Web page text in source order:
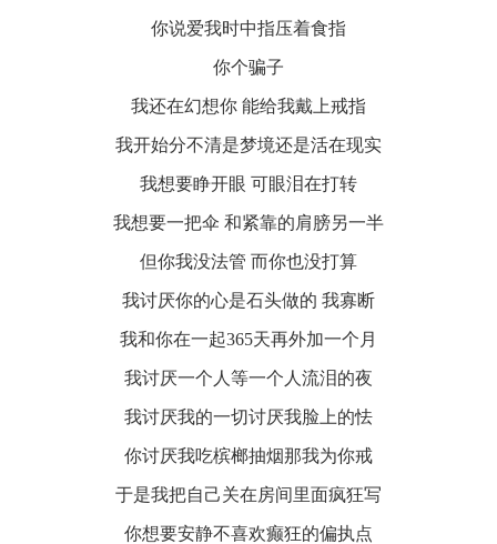
你说爱我时中指压着食指
你个骗子
我还在幻想你 能给我戴上戒指
我开始分不清是梦境还是活在现实
我想要睁开眼 可眼泪在打转
我想要一把伞 和紧靠的肩膀另一半
但你我没法管 而你也没打算
我讨厌你的心是石头做的 我寡断
我和你在一起365天再外加一个月
我讨厌一个人等一个人流泪的夜
我讨厌我的一切讨厌我脸上的怯
你讨厌我吃槟榔抽烟那我为你戒
于是我把自己关在房间里面疯狂写
你想要安静不喜欢癫狂的偏执点